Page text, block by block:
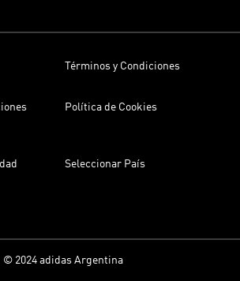
Términos y Condiciones
Política de Cookies
Seleccionar País
© 2024 adidas Argentina